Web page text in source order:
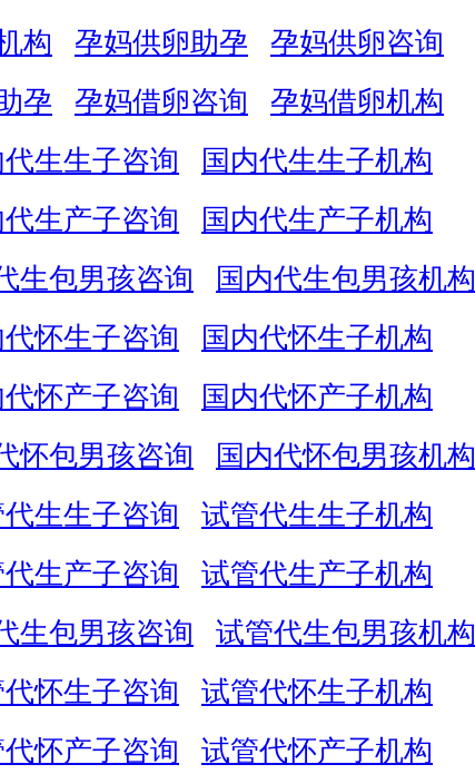
构 孕妈供卵助孕
孕妈供卵咨询
孕 孕妈借卵咨询
孕妈借卵机构
代生生子咨询
国内代生生子机构
代生产子咨询
国内代生产子机构
生包男孩咨询
国内代生包男孩机构
代怀生子咨询
国内代怀生子机构
代怀产子咨询
国内代怀产子机构
怀包男孩咨询
国内代怀包男孩机构
生生子咨询
试管代生生子机构
生产子咨询
试管代生产子机构
生包男孩咨询
试管代生包男孩机构
怀生子咨询
试管代怀生子机构
怀产子咨询
试管代怀产子机构